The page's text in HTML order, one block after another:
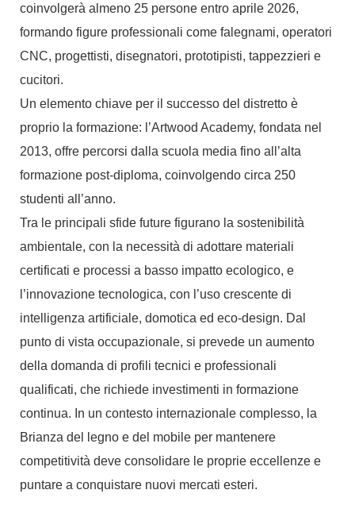
coinvolgerà almeno 25 persone entro aprile 2026,
formando figure professionali come falegnami, operatori
CNC, progettisti, disegnatori, prototipisti, tappezzieri e
cucitori.
Un elemento chiave per il successo del distretto è
proprio la formazione: l’Artwood Academy, fondata nel
2013, offre percorsi dalla scuola media fino all’alta
formazione post-diploma, coinvolgendo circa 250
studenti all’anno.
Tra le principali sfide future figurano la sostenibilità
ambientale, con la necessità di adottare materiali
certificati e processi a basso impatto ecologico, e
l’innovazione tecnologica, con l’uso crescente di
intelligenza artificiale, domotica ed eco-design. Dal
punto di vista occupazionale, si prevede un aumento
della domanda di profili tecnici e professionali
qualificati, che richiede investimenti in formazione
continua. In un contesto internazionale complesso, la
Brianza del legno e del mobile per mantenere
competitività deve consolidare le proprie eccellenze e
puntare a conquistare nuovi mercati esteri.